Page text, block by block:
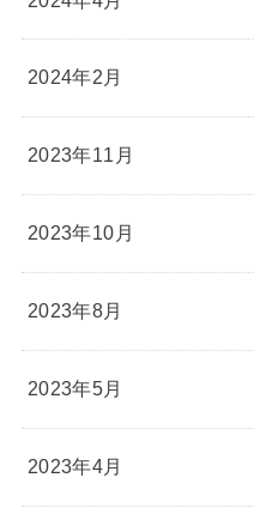
2024年2月
2023年11月
2023年10月
2023年8月
2023年5月
2023年4月